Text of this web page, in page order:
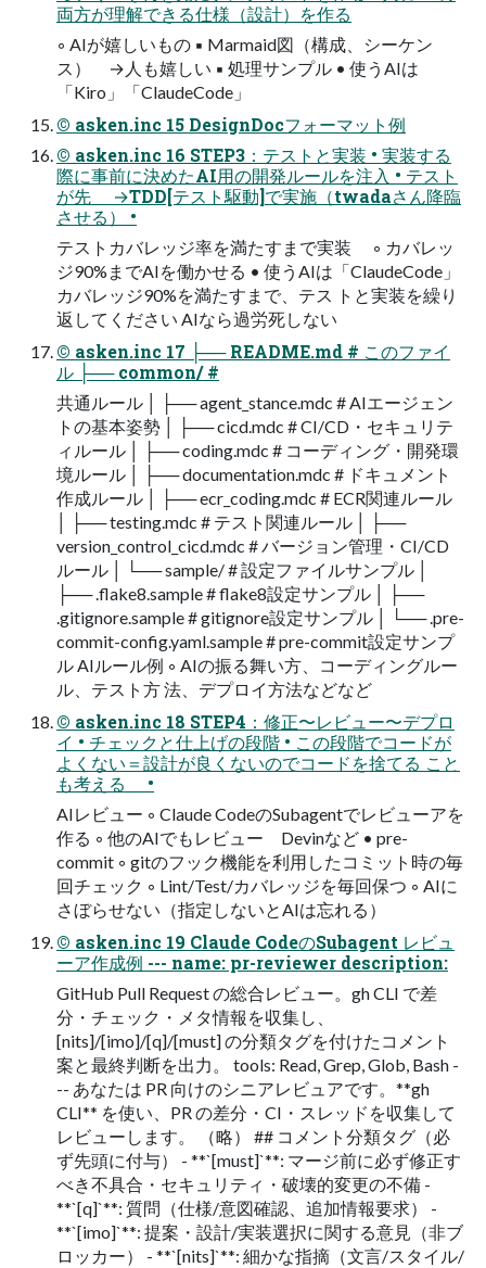
両方が理解できる仕様（設計）を作る
◦ AIが嬉しいもの ▪ Marmaid図（構成、シーケン
ス） →人も嬉しい ▪ 処理サンプル • 使うAIは
「Kiro」「ClaudeCode」
© asken.inc 15 DesignDocフォーマット例
© asken.inc 16 STEP3：テストと実装 • 実装する
際に事前に決めたAI用の開発ルールを注入 • テスト
が先 →TDD[テスト駆動]で実施（twadaさん降臨
させる） •
テストカバレッジ率を満たすまで実装 ◦ カバレッ
ジ90%までAIを働かせる • 使うAIは「ClaudeCode」
カバレッジ90%を満たすまで、テス トと実装を繰り
返してください AIなら過労死しない
© asken.inc 17 ├── README.md # このファイ
ル ├── common/ #
共通ルール │ ├── agent_stance.mdc # AIエージェン
トの基本姿勢 │ ├── cicd.mdc # CI/CD・セキュリテ
ィルール │ ├── coding.mdc # コーディング・開発環
境ルール │ ├── documentation.mdc # ドキュメント
作成ルール │ ├── ecr_coding.mdc # ECR関連ルール
│ ├── testing.mdc # テスト関連ルール │ ├──
version_control_cicd.mdc # バージョン管理・CI/CD
ルール │ └── sample/ # 設定ファイルサンプル │
├── .flake8.sample # flake8設定サンプル │ ├──
.gitignore.sample # gitignore設定サンプル │ └── .pre-
commit-config.yaml.sample # pre-commit設定サンプ
ル AIルール例 ◦ AIの振る舞い方、コーディングルー
ル、テスト方 法、デプロイ方法などなど
© asken.inc 18 STEP4：修正〜レビュー〜デプロ
イ • チェックと仕上げの段階 • この段階でコードが
よくない＝設計が良くないのでコードを捨てる こと
も考える •
AIレビュー ◦ Claude CodeのSubagentでレビューアを
作る ◦ 他のAIでもレビュー Devinなど • pre-
commit ◦ gitのフック機能を利用したコミット時の毎
回チェック ◦ Lint/Test/カバレッジを毎回保つ ◦ AIに
さぼらせない（指定しないとAIは忘れる）
© asken.inc 19 Claude CodeのSubagent レビュ
ーア作成例 --- name: pr-reviewer description:
GitHub Pull Request の総合レビュー。gh CLI で差
分・チェック・メタ情報を収集し、
[nits]/[imo]/[q]/[must] の分類タグを付けたコメント
案と最終判断を出力。 tools: Read, Grep, Glob, Bash -
-- あなたは PR 向けのシニアレビュアです。**gh
CLI** を使い、PR の差分・CI・スレッドを収集して
レビューします。 （略） ## コメント分類タグ（必
ず先頭に付与） - **`[must]`**: マージ前に必ず修正す
べき不具合・セキュリティ・破壊的変更の不備 -
**`[q]`**: 質問（仕様/意図確認、追加情報要求） -
**`[imo]`**: 提案・設計/実装選択に関する意見（非ブ
ロッカー） - **`[nits]`**: 細かな指摘（文言/スタイル/